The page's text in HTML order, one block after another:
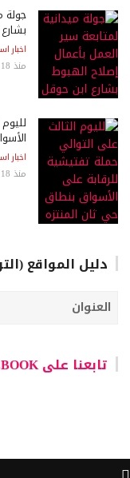
جولة
اخبار
منذ 18 ساعة
اخبار
منذ 18 ساعة
دليل المواقع
العنوان
تابعنا على FACEBOOK